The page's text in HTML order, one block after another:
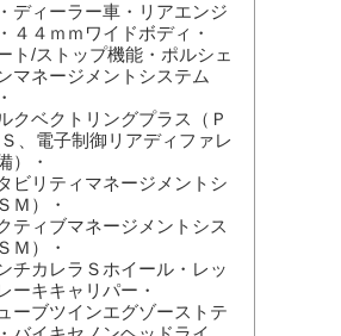
ディーラー車・リアエンジ
４４ｍｍワイドボディ・
ト/ストップ機能・ポルシェ
マネージメントシステム
クベクトリングプラス（Ｐ
、電子制御リアディファレ
）・
ビリティマネージメントシ
Ｍ）・
ティブマネージメントシス
Ｍ）・
チカレラＳホイール・レッ
ーキキャリパー・
ーブツインエグゾーストテ